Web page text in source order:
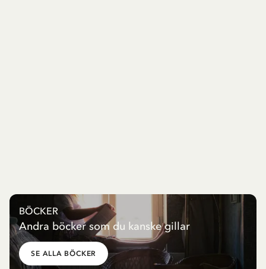
BÖCKER
Andra böcker som du kanske gillar
SE ALLA BÖCKER